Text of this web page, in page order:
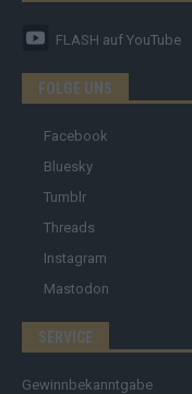
FLASH auf YouTube
FOLGE UNS
Facebook
Bluesky
Tumblr
Threads
Instagram
Mastodon
SERVICE
Gewinnbekanntgabe